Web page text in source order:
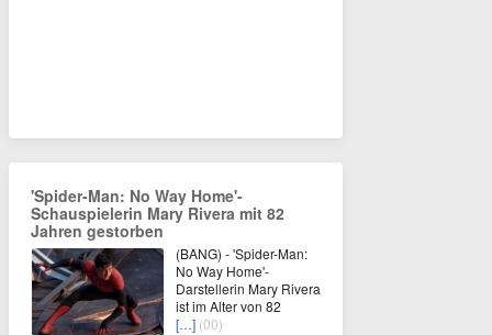
'Spider-Man: No Way Home'-
Schauspielerin Mary Rivera mit 82
Jahren gestorben
(BANG) - 'Spider-Man:
No Way Home'-
Darstellerin Mary Rivera
ist im Alter von 82
[…] (00)